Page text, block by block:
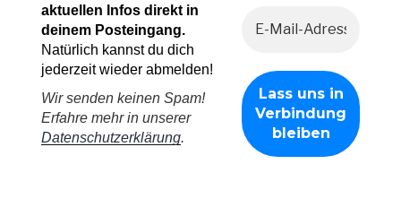
aktuellen Infos direkt in
deinem Posteingang.
Natürlich kannst du dich
jederzeit wieder abmelden!
Wir senden keinen Spam!
Erfahre mehr in unserer
Datenschutzerklärung.